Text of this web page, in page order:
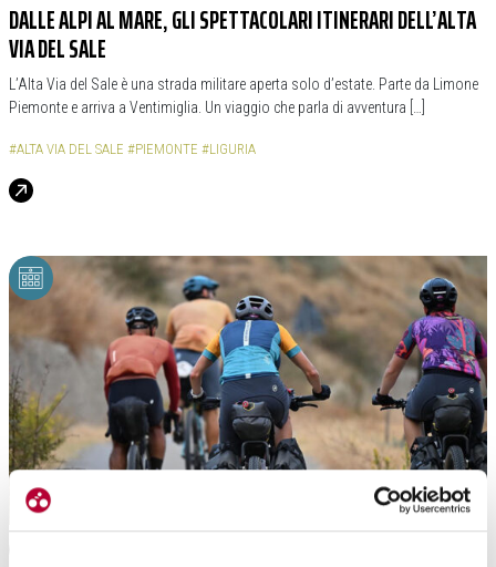
DALLE ALPI AL MARE, GLI SPETTACOLARI ITINERARI DELL’ALTA
VIA DEL SALE
L’Alta Via del Sale è una strada militare aperta solo d’estate. Parte da Limone
Piemonte e arriva a Ventimiglia. Un viaggio che parla di avventura […]
#ALTA VIA DEL SALE #PIEMONTE #LIGURIA